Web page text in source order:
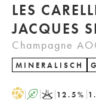
LES
JACQUES
Champagne
MINERALISCH
H A K 12.5%